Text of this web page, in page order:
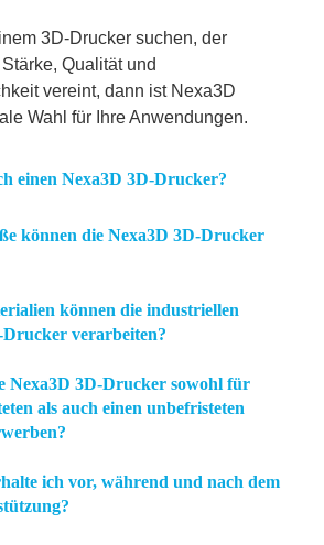
3D-Drucker suchen, der
Qualität und
vereint, dann ist Nexa3D
Wahl für Ihre Anwendungen.
einen Nexa3D 3D-Drucker?
können die Nexa3D 3D-Drucker
können die industriellen
Drucker verarbeiten?
Nexa3D 3D-Drucker sowohl für
als auch einen unbefristeten
ich vor, während und nach dem